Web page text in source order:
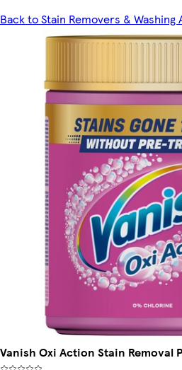
Back to Stain Removers &
Vanish Oxi Action Stain Removal